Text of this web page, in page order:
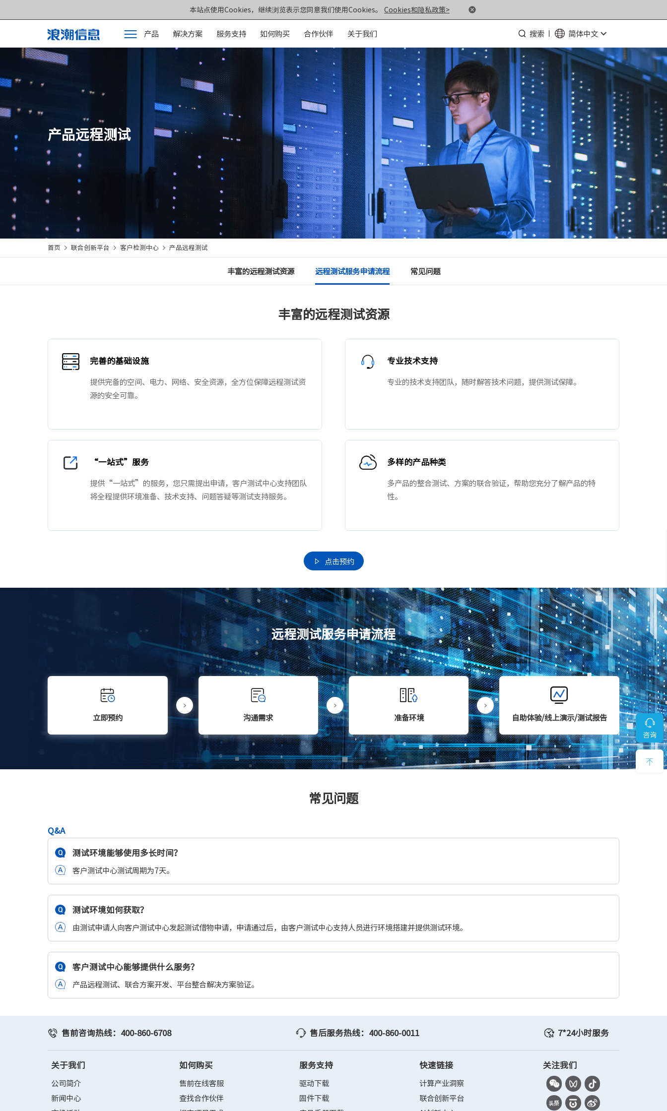
本站点使用Cookies，继续浏览表示您同意我们使用Cookies。 Cookies和隐私政策>
产品 解决方案 服务支持 如何购买 合作伙伴 关于我们 搜索 简体中文
产品
如何购买
合作伙伴
联合创新平台
关于我们
计算产业洞察
元脑品牌升级公告
产品中心 >>
元脑®通用服务器
元脑®人工智能服务器
元脑®边缘服务器
元脑®存储
元脉网络
方案产品
数据中心基础设施
服务器管理平台
元脑®通用服务器>>
机架&塔式服务器
第七代服务器
· NF5270G7
· SC5212G7
· NF5476G7
· NF5170G7
· NF8260G7
· NF3280G7
· NF3180G7
· NF5466G7
· NF5266G7
· NF8480G7
· TS860G7
· NP3020G7
· NF5280G7
· NF5180G7
第六代服务器
· NF5280R6
· NF5280M6
· NF5180M6
· NF5270M6
· NF5260M6
· NF5266M6
· NF5466M6
· NF6476V6
· NF8260M6
· NF8480M6
· NF3280A6
· NF3180A6
查看全部产品
整机柜服务器
高密度服务器
· i24G7
· i22G7
· i24M6
产品远程测试
首页  联合创新平台  客户检测中心  产品远程测试
丰富的远程测试资源 远程测试服务申请流程 常见问题
丰富的远程测试资源
完善的基础设施
提供完备的空间、电力、网络、安全资源，全方位保障远程测试资
源的安全可靠。
专业技术支持
专业的技术支持团队，随时解答技术问题，提供测试保障。
“一站式”服务
提供“一站式”的服务，您只需提出申请，客户测试中心支持团队
将全程提供环境准备、技术支持、问题答疑等测试支持服务。
多样的产品种类
多产品的整合测试、方案的联合验证，帮助您充分了解产品的特
性。
 点击预约
远程测试服务申请流程
立即预约 沟通需求 准备环境 自助体验/线上演示/测试报告
常见问题
Q&A
测试环境能够使用多长时间？
客户测试中心测试周期为7天。
测试环境如何获取？
由测试申请人向客户测试中心发起测试借物申请，申请通过后，由客户测试中心支持人员进行环境搭建并提供测试环境。
客户测试中心能够提供什么服务？
产品远程测试、联合方案开发、平台整合解决方案验证。
售前咨询热线：400-860-6708 售后服务热线：400-860-0011 7*24小时服务
关于我们
公司简介
新闻中心
如何购买
售前在线客服
查找合作伙伴
服务支持
驱动下载
固件下载
快速链接
计算产业洞察
联合创新平台
关注我们
咨询